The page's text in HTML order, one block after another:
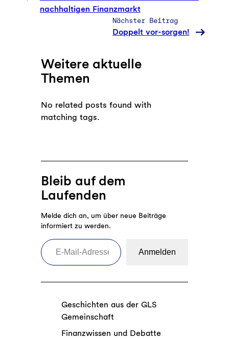
nachhaltigen Finanzmarkt
Nächster Beitrag
Doppelt vor-sorgen!
Weitere aktuelle
Themen
No related posts found with
matching tags.
Bleib auf dem
Laufenden
Melde dich an, um über neue Beiträge
informiert zu werden.
E-Mail-Adresse eingeben
Anmelden
Geschichten aus der GLS
Gemeinschaft
Finanzwissen und Debatte